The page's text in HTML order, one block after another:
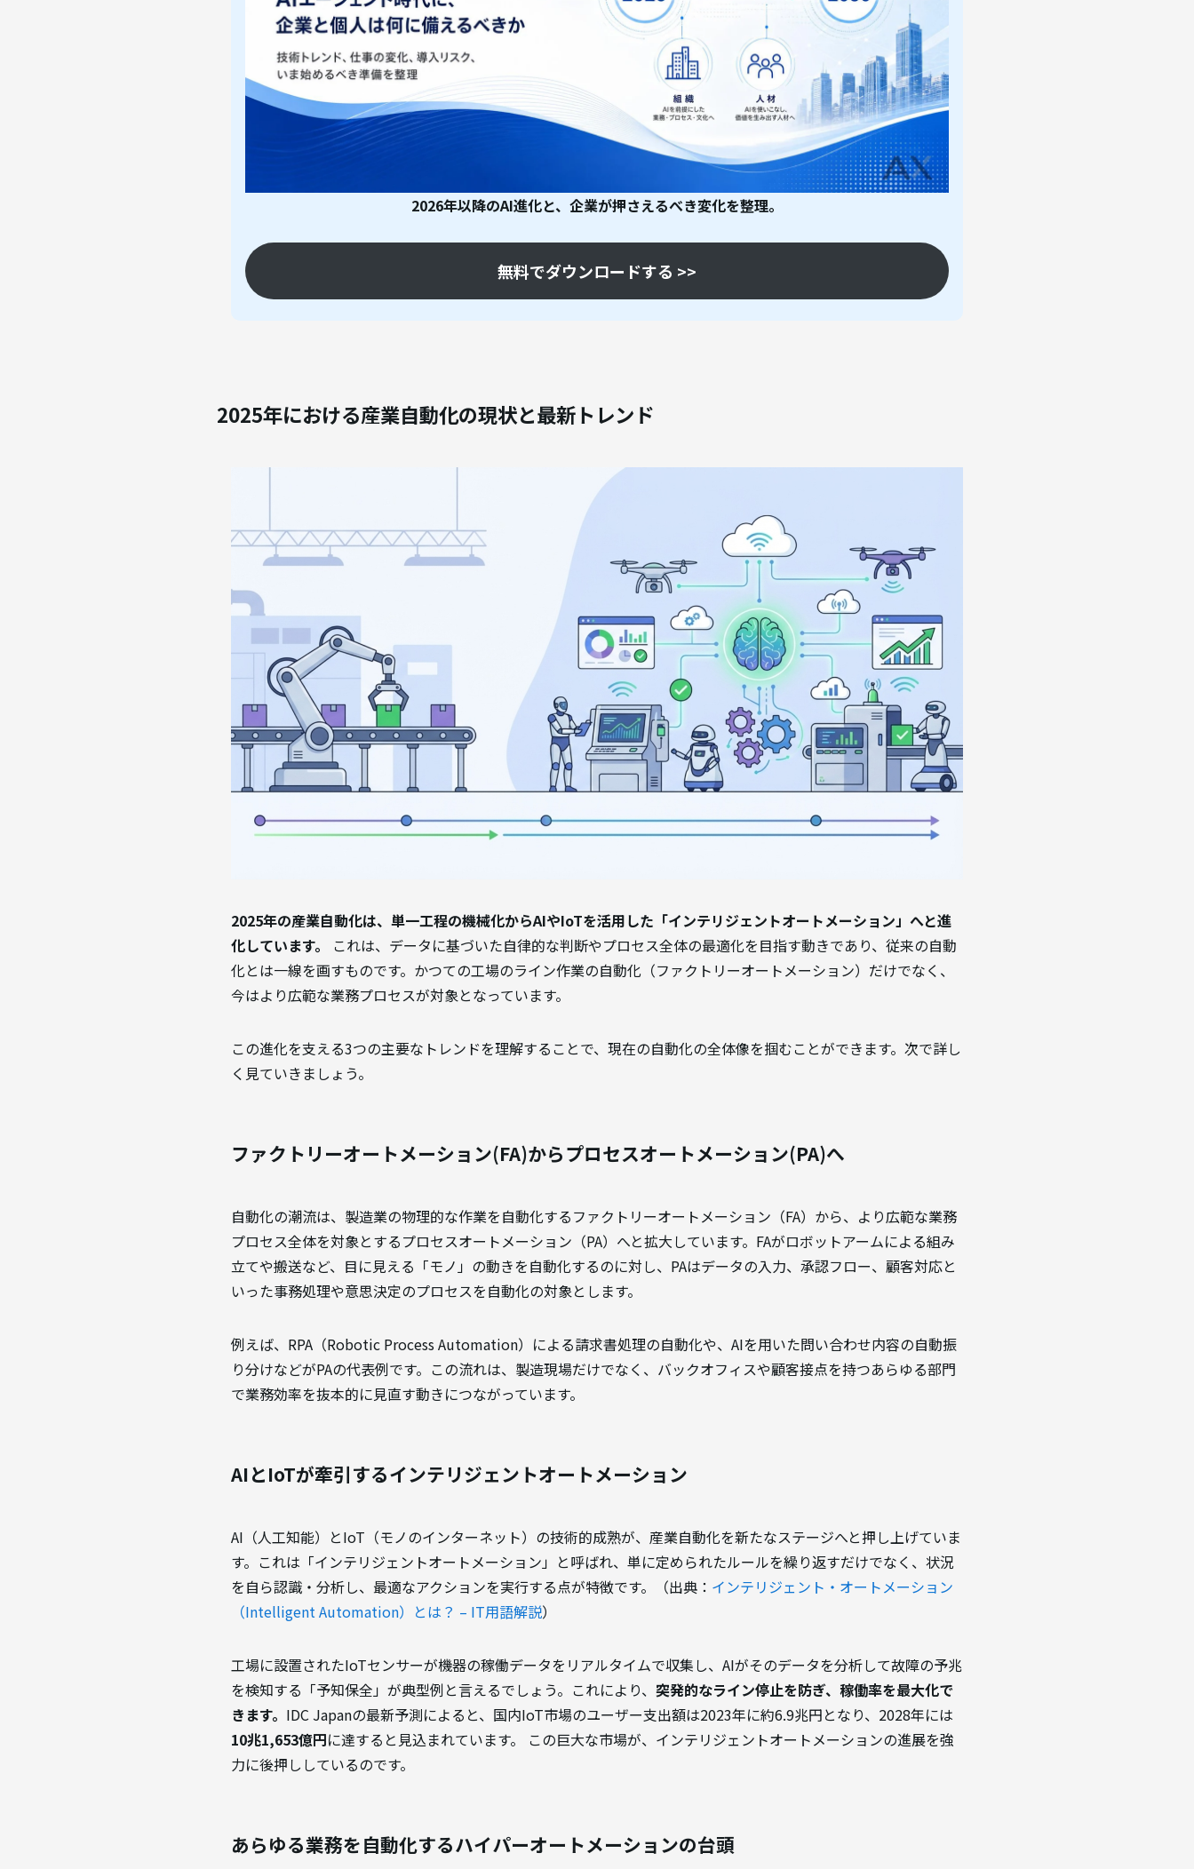
2026年以降のAI進化と、企業が押さえるべき変化を整理。
無料でダウンロードする >>
2025年における産業自動化の現状と最新トレンド
2025年の産業自動化は、単一工程の機械化からAIやIoTを活用した「インテリジェントオートメーション」へと進
化しています。
これは、データに基づいた自律的な判断やプロセス全体の最適化を目指す動きであり、従来の自動
化とは一線を画すものです。かつての工場のライン作業の自動化（ファクトリーオートメーション）だけでなく、
今はより広範な業務プロセスが対象となっています。
この進化を支える3つの主要なトレンドを理解することで、現在の自動化の全体像を掴むことができます。次で詳し
く見ていきましょう。
ファクトリーオートメーション(FA)からプロセスオートメーション(PA)へ
自動化の潮流は、製造業の物理的な作業を自動化するファクトリーオートメーション（FA）から、より広範な業務
プロセス全体を対象とするプロセスオートメーション（PA）へと拡大しています。FAがロボットアームによる組み
立てや搬送など、目に見える「モノ」の動きを自動化するのに対し、PAはデータの入力、承認フロー、顧客対応と
いった事務処理や意思決定のプロセスを自動化の対象とします。
例えば、RPA（Robotic Process Automation）による請求書処理の自動化や、AIを用いた問い合わせ内容の自動振
り分けなどがPAの代表例です。この流れは、製造現場だけでなく、バックオフィスや顧客接点を持つあらゆる部門
で業務効率を抜本的に見直す動きにつながっています。
AIとIoTが牽引するインテリジェントオートメーション
AI（人工知能）とIoT（モノのインターネット）の技術的成熟が、産業自動化を新たなステージへと押し上げていま
す。これは「インテリジェントオートメーション」と呼ばれ、単に定められたルールを繰り返すだけでなく、状況
を自ら認識・分析し、最適なアクションを実行する点が特徴です。（出典： インテリジェント・オートメーション
（Intelligent Automation）とは？ – IT用語解説）
工場に設置されたIoTセンサーが機器の稼働データをリアルタイムで収集し、AIがそのデータを分析して故障の予兆
を検知する「予知保全」が典型例と言えるでしょう。これにより、 突発的なライン停止を防ぎ、稼働率を最大化で
きます。 IDC Japanの最新予測によると、国内IoT市場のユーザー支出額は2023年に約6.9兆円となり、2028年には
10兆1,653億円に達すると見込まれています。 この巨大な市場が、インテリジェントオートメーションの進展を強
力に後押ししているのです。
あらゆる業務を自動化するハイパーオートメーションの台頭